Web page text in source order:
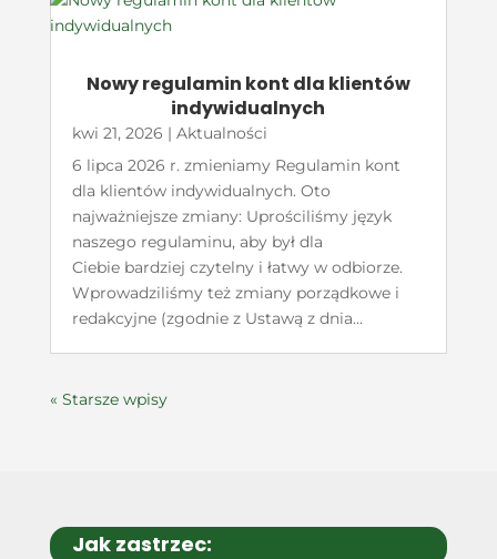
Nowy regulamin kont dla klientów
indywidualnych
kwi 21, 2026 | Aktualności
6 lipca 2026 r. zmieniamy Regulamin kont
dla klientów indywidualnych. Oto
najważniejsze zmiany: Uprościliśmy język
naszego regulaminu, aby był dla
Ciebie bardziej czytelny i łatwy w odbiorze.
Wprowadziliśmy też zmiany porządkowe i
redakcyjne (zgodnie z Ustawą z dnia...
« Starsze wpisy
Jak zastrzec: